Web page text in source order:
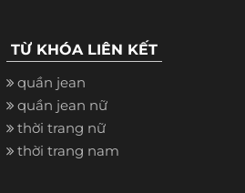
TỪ KHÓA LIÊN KẾT
quần jean
quần jean nữ
thời trang nữ
thời trang nam